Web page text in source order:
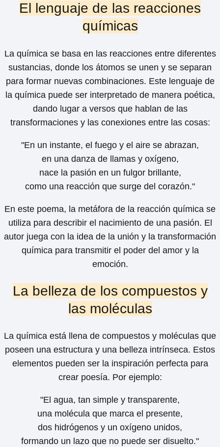
El lenguaje de las reacciones
químicas
La química se basa en las reacciones entre diferentes
sustancias, donde los átomos se unen y se separan
para formar nuevas combinaciones. Este lenguaje de
la química puede ser interpretado de manera poética,
dando lugar a versos que hablan de las
transformaciones y las conexiones entre las cosas:
"En un instante, el fuego y el aire se abrazan,
en una danza de llamas y oxígeno,
nace la pasión en un fulgor brillante,
como una reacción que surge del corazón."
En este poema, la metáfora de la reacción química se
utiliza para describir el nacimiento de una pasión. El
autor juega con la idea de la unión y la transformación
química para transmitir el poder del amor y la
emoción.
La belleza de los compuestos y
las moléculas
La química está llena de compuestos y moléculas que
poseen una estructura y una belleza intrínseca. Estos
elementos pueden ser la inspiración perfecta para
crear poesía. Por ejemplo:
"El agua, tan simple y transparente,
una molécula que marca el presente,
dos hidrógenos y un oxígeno unidos,
formando un lazo que no puede ser disuelto."